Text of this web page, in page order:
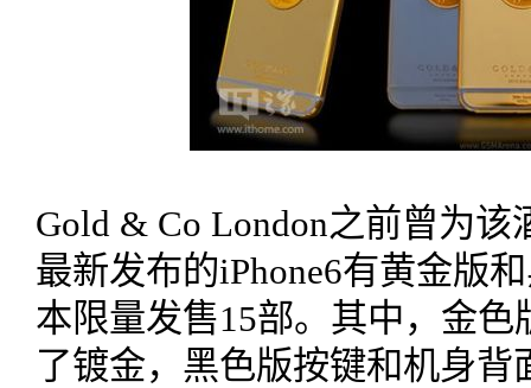
Gold & Co London之前曾为该
最新发布的iPhone6有黄金版
本限量发售15部。其中，金
了镀金，黑色版按键和机身